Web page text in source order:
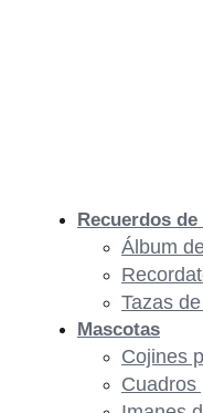
Recuerdos
Álbum
Tazas
Mascotas
Cojines
Cuadros